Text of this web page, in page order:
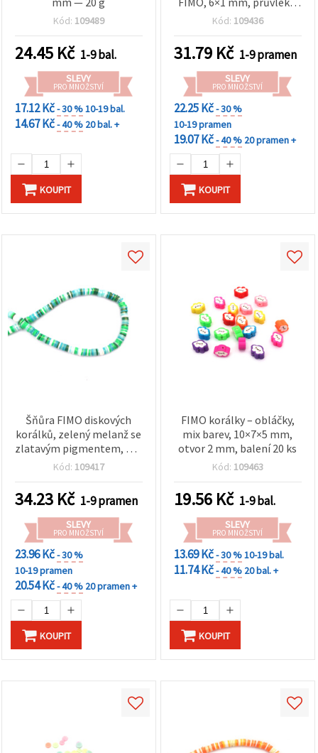
Kód: 109489
24.45 Kč 1-9 bal.
SLEVY
PRO MNOŽSTVÍ
17.12 Kč- 30 %10-19 bal.
14.67 Kč- 40 % 20 bal. +
KOUPIT
mm, olivově zelené, cca
Kód: 109436
31.79 Kč 1-9 pramen
SLEVY
PRO MNOŽSTVÍ
22.25 Kč- 30 %
10-19 pramen
19.07 Kč- 40 % 20 pramen +
KOUPIT
Šňůra FIMO diskových
korálků, zelený melanž se
zlatavým pigmentem, 6x1
mm, otvor 2 mm, cca 350
Kód: 109417
34.23 Kč 1-9 pramen
SLEVY
PRO MNOŽSTVÍ
23.96 Kč- 30 %
10-19 pramen
20.54 Kč- 40 % 20 pramen +
KOUPIT
FIMO korálky – obláčky,
mix barev, 10×7×5 mm,
otvor 2 mm, balení 20 ks
Kód: 109463
19.56 Kč 1-9 bal.
SLEVY
PRO MNOŽSTVÍ
13.69 Kč- 30 %10-19 bal.
11.74 Kč- 40 % 20 bal. +
KOUPIT